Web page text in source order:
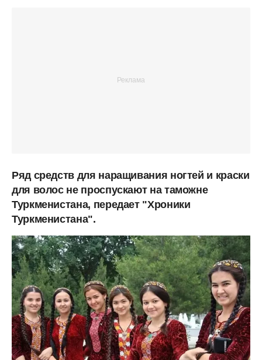
Ряд средств для наращивания ногтей и краски
для волос не проспускают на таможне
Туркменистана, передает "Хроники
Туркменистана".